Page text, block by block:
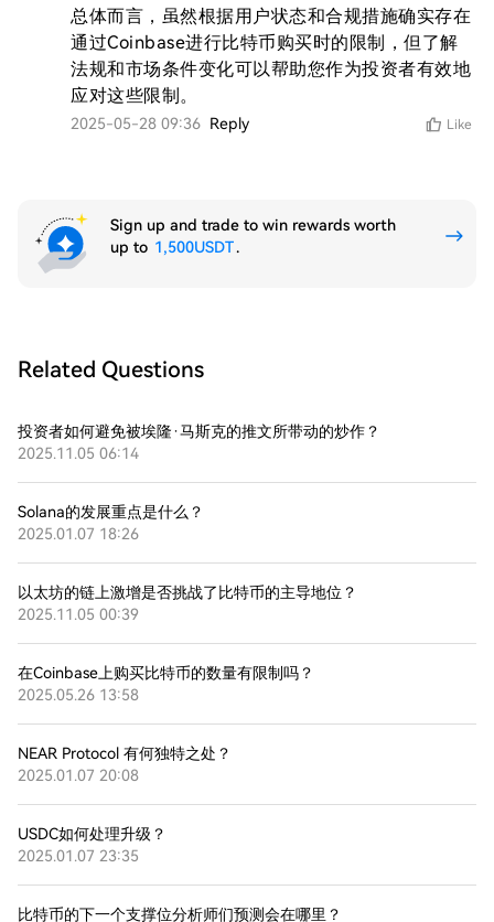
总体而言，虽然根据用户状态和合规措施确实存在
通过Coinbase进行比特币购买时的限制，但了解
法规和市场条件变化可以帮助您作为投资者有效地
应对这些限制。
2025-05-28 09:36 Reply Like
Sign up and trade to win rewards worth
up to 1,500USDT.
Related Questions
投资者如何避免被埃隆·马斯克的推文所带动的炒作？
2025.11.05 06:14
Solana的发展重点是什么？
2025.01.07 18:26
以太坊的链上激增是否挑战了比特币的主导地位？
2025.11.05 00:39
在Coinbase上购买比特币的数量有限制吗？
2025.05.26 13:58
NEAR Protocol 有何独特之处？
2025.01.07 20:08
USDC如何处理升级？
2025.01.07 23:35
比特币的下一个支撑位分析师们预测会在哪里？